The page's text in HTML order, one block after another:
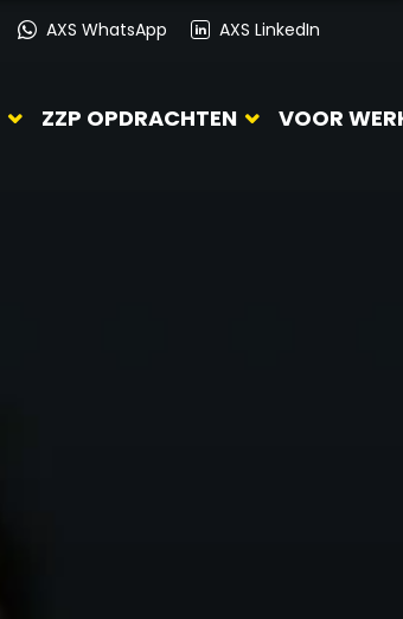
AXS WhatsApp AXS LinkedIn
ZZP OPDRACHTEN VOOR